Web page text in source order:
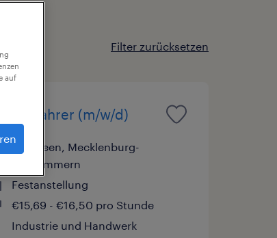
Filter zurücksetzen
(m/w/d)
Lübtheen, Mecklenburg-
Vorpommern
Festanstellung
€15,69 - €16,50 pro Stunde
Industrie und Handwerk
auf